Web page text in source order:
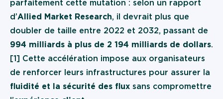
parfaitement cette mutation : selon un rapport
d’Allied Market Research, il devrait plus que
doubler de taille entre 2022 et 2032, passant de
994 milliards à plus de 2 194 milliards de dollars.
[1] Cette accélération impose aux organisateurs
de renforcer leurs infrastructures pour assurer la
fluidité et la sécurité des flux sans compromettre